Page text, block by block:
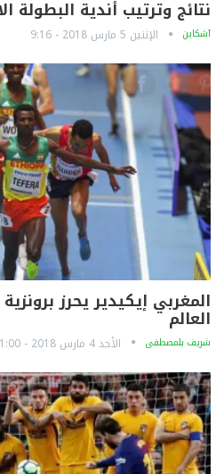
نتائج وترتيب أندية البطولة
آشكاين الإثنين 5 مارس 2018 - 9:16
العالم
شريف بلمصطفى الأحد 4 مارس 2018 - 21:00